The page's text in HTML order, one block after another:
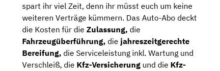
spart ihr viel Zeit, denn ihr müsst euch um keine
weiteren Verträge kümmern. Das Auto-Abo deckt
die Kosten für die Zulassung, die
Fahrzeugüberführung, die jahreszeitgerechte
Bereifung, die Serviceleistung inkl. Wartung und
Verschleiß, die Kfz-Versicherung und die Kfz-